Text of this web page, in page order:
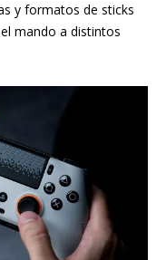
y formatos de sticks
mando a distintos